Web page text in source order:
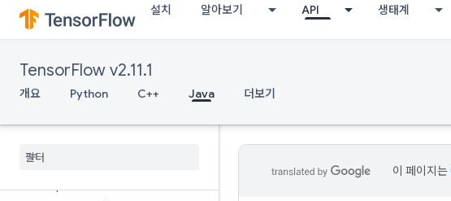
설치 알아보기 API 생태계
TensorFlow v2.11.1
개요 Python C++ Java 더보기
ExecuteTPUEmbeddingPartitioner
Exit
ExpandDims
Experimental Bytes Produced
Stats
이 페이지는